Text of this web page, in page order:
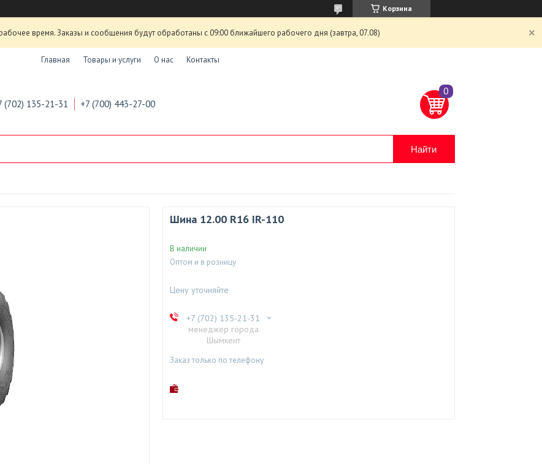
Корзина
время. Заказы и сообщения будут обработаны с 09:00 ближайшего рабочего дня (завтра, 07.08)
Главная Товары и услуги О нас Контакты
(702) 135-21-31 +7 (700) 443-27-00
Найти
Шина 12.00 R16 IR-110
В наличии
Оптом и в розницу
Цену уточняйте
+7 (702) 135-21-31
менеджер города
Шымкент
Заказ только по телефону